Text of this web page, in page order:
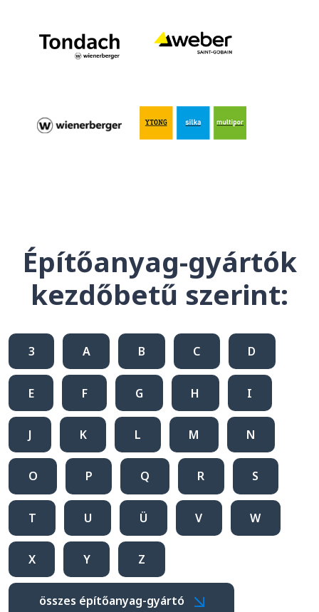
Építőanyag-gyártók
kezdőbetű szerint:
3 A B C D
E F G H I
J K L M N
O P Q R S
T U Ü V W
X Y Z
összes építőanyag-gyártó